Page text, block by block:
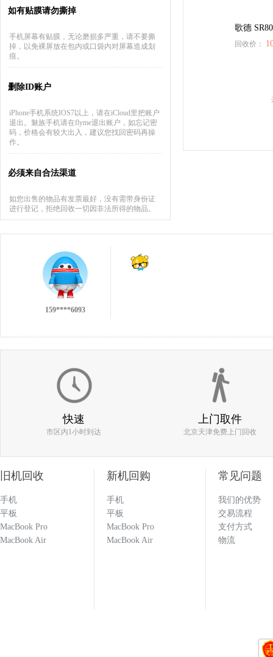
如有贴膜请勿撕掉
手机屏幕有贴膜，无论磨损多严重，请不要撕
掉，以免裸屏放在包内或口袋内对屏幕造成划
痕。
删除ID账户
iPhone手机系统IOS7以上，请在iCloud里把账户
退出。魅族手机请在flyme退出账户，如忘记密
码，价格会有较大出入，建议您找回密码再操
作。
必须来自合法渠道
如您出售的物品有发票最好，没有需带身份证
进行登记，拒绝回收一切因非法所得的物品。
歌德
回收价：
137****9551
159****6093
快速
市区内1小时到达
上门取件
北京天津免费上门回收
常见问题
我们的优势
交易流程
支付方式
物流
新机回购
手机
平板
MacBook Pro
MacBook Air
旧机回收
手机
平板
MacBook Pro
MacBook Air